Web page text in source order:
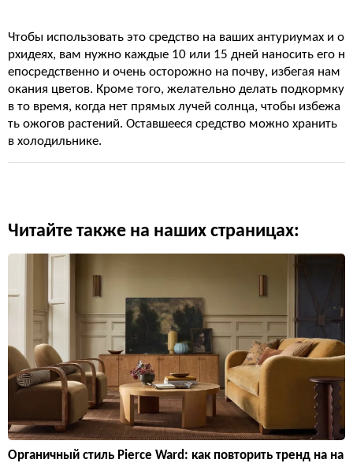
Чтобы использовать это средство на ваших антуриумах и о
рхидеях, вам нужно каждые 10 или 15 дней наносить его н
епосредственно и очень осторожно на почву, избегая нам
окания цветов. Кроме того, желательно делать подкормку
в то время, когда нет прямых лучей солнца, чтобы избежа
ть ожогов растений. Оставшееся средство можно хранить
в холодильнике.
Читайте также на наших страницах:
Органичный стиль Pierce Ward: как повторить тренд на на